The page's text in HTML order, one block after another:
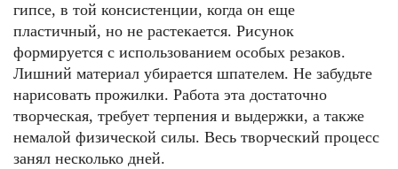
гипсе, в той консистенции, когда он еще
пластичный, но не растекается. Рисунок
формируется с использованием особых резаков.
Лишний материал убирается шпателем. Не забудьте
нарисовать прожилки. Работа эта достаточно
творческая, требует терпения и выдержки, а также
немалой физической силы. Весь творческий процесс
занял несколько дней.